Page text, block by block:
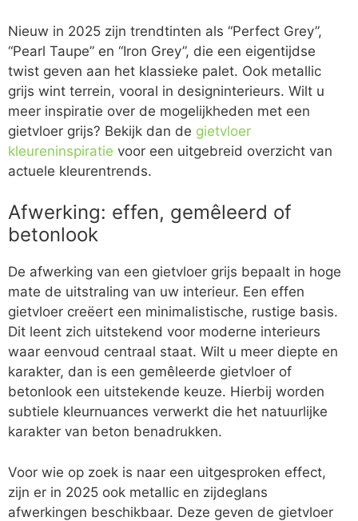
Nieuw in 2025 zijn trendtinten als “Perfect Grey”,
“Pearl Taupe” en “Iron Grey”, die een eigentijdse
twist geven aan het klassieke palet. Ook metallic
grijs wint terrein, vooral in designinterieurs. Wilt u
meer inspiratie over de mogelijkheden met een
gietvloer grijs? Bekijk dan de gietvloer
kleureninspiratie voor een uitgebreid overzicht van
actuele kleurentrends.
Afwerking: effen, gemêleerd of
betonlook
De afwerking van een gietvloer grijs bepaalt in hoge
mate de uitstraling van uw interieur. Een effen
gietvloer creëert een minimalistische, rustige basis.
Dit leent zich uitstekend voor moderne interieurs
waar eenvoud centraal staat. Wilt u meer diepte en
karakter, dan is een gemêleerde gietvloer of
betonlook een uitstekende keuze. Hierbij worden
subtiele kleurnuances verwerkt die het natuurlijke
karakter van beton benadrukken.
Voor wie op zoek is naar een uitgesproken effect,
zijn er in 2025 ook metallic en zijdeglans
afwerkingen beschikbaar. Deze geven de gietvloer